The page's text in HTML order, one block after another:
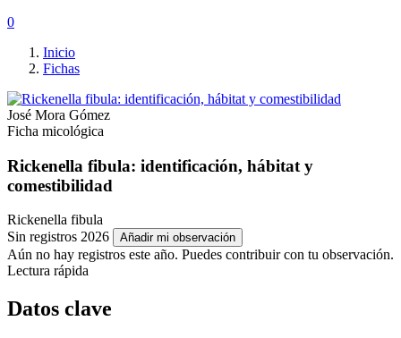
0
Inicio
Fichas
José Mora Gómez
Ficha micológica
Rickenella fibula: identificación, hábitat y
comestibilidad
Rickenella fibula
Sin registros 2026
Añadir mi observación
Aún no hay registros este año. Puedes contribuir con tu observación.
Lectura rápida
Datos clave